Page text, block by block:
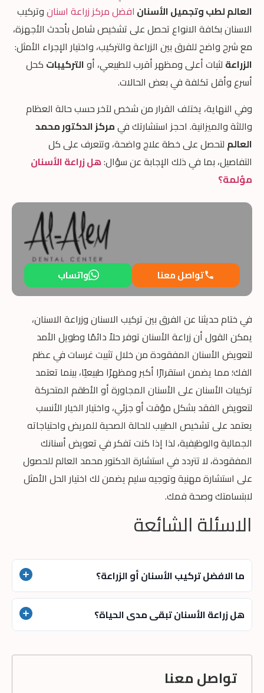
تواصل معنا
العالم لطب وتجميل الأسنان افضل مركز زراعة اسنانوتركيب
الاسنان بكافة الانواع تحصل على تشخيص شامل بأحدث الأجهزة،
مع شرح واضح للفرق بين الزراعة والتركيب، واختيار الإجراء الأمثل:
الزراعة لثبات أعلى ومظهر أقرب للطبيعي، أوالتركيبات كحل
أسرع وأقل تكلفة في بعض الحالات.
وفي النهاية، يختلف القرار من شخص لآخر حسب حالة العظام
واللثة والميزانية. احجز استشارتك فيمركز الدكتور محمد
العالم لتحصل على خطة علاج واضحة، وتتعرف على كل
التفاصيل، بما في ذلك الإجابة عن سؤال:هل زراعة الأسنان
مؤلمة؟
واتساب تواصل معنا
في ختام حديثنا عن الفرق بين تركيب الاسنان وزراعة الاسنان،
يمكن القول أن زراعة الأسنان توفر حلاً دائمًا وطويل الأمد
لتعويض الأسنان المفقودة من خلال تثبيت غرسات في عظم
الفك؛ مما يضمن استقرارًا أكبر ومظهرًا طبيعيًا، بينما تعتمد
تركيبات الأسنان على الأسنان المجاورة أو الأطقم المتحركة
لتعويض الفقد بشكل مؤقت أو جزئي، واختيار الخيار الأنسب
يعتمد على تشخيص الطبيب للحالة الصحية للمريض واحتياجاته
الجمالية والوظيفية، لذا إذا كنت تفكر في تعويض أسنانك
المفقودة، لا تتردد في استشارة الدكتور محمد العالم للحصول
على استشارة مهنية وتوجيه سليم يضمن لك اختيار الحل الأمثل
لابتسامتك وصحة فمك.
الاسئلة الشائعة
ما الافضل تركيب الأسنان أو الزراعة؟
تعتبر زراعة الأسنان الأفضل لأنها توفر حلاً دائمًا وطبيعيًا
لتعويض الأسنان المفقودة من خلال غرسات تثبت في عظم
صحة العظم؛ مما يجعلها خيارًا مثاليًا للعديد من المرضى.
هل زراعة الأسنان تبقى مدى الحياة؟
بدقة.